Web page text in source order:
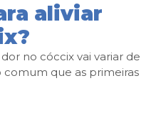
aliviar
no cóccix vai variar de
comum que as primeiras